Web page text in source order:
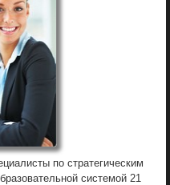
по стратегическим
системой 21